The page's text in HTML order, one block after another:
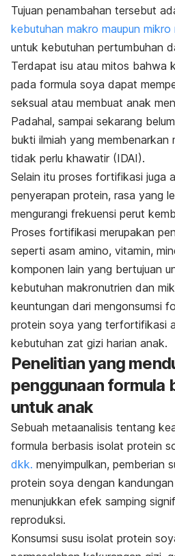
Tujuan penambahan tersebut
kebutuhan makro maupun mikro
untuk kebutuhan pertumbuhan
Terdapat isu atau mitos bahwa
pada formula soya dapat
seksual atau membuat anak
Padahal, sampai sekarang
bukti ilmiah yang membenarkan
tidak perlu khawatir (IDAI).
Selain itu proses fortifikasi juga
penyerapan protein, rasa yang
mengurangi frekuensi perut
Proses fortifikasi merupakan
seperti asam amino, vitamin,
komponen lain yang bertujuan
kebutuhan makronutrien dan
keuntungan dari mengonsumsi
protein soya yang terfortifikasi
kebutuhan zat gizi harian anak.
Penelitian yang
penggunaan formula
untuk anak
Sebuah metaanalisis tentang
formula berbasis isolat protein
dkk. menyimpulkan, pemberian
protein soya dengan
menunjukkan efek samping
reproduksi.
Konsumsi susu isolat protein